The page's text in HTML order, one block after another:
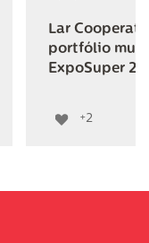
Lar
portfólio
ExpoSuper
+2